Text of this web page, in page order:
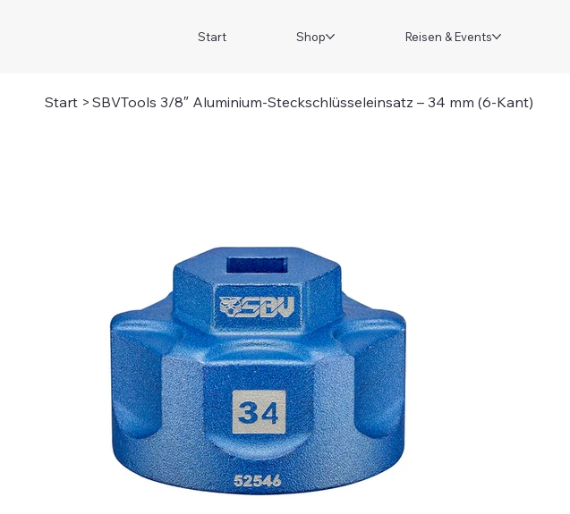
Start Shop Reisen & Events
Start > SBVTools 3/8″ Aluminium-Steckschlüsseleinsatz – 34 mm (6-Kant)